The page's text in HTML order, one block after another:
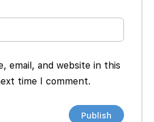
email, and website in this
time I comment.